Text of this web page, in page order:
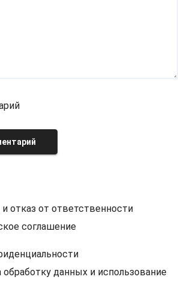
отказ от ответственности
соглашение
данных и использование